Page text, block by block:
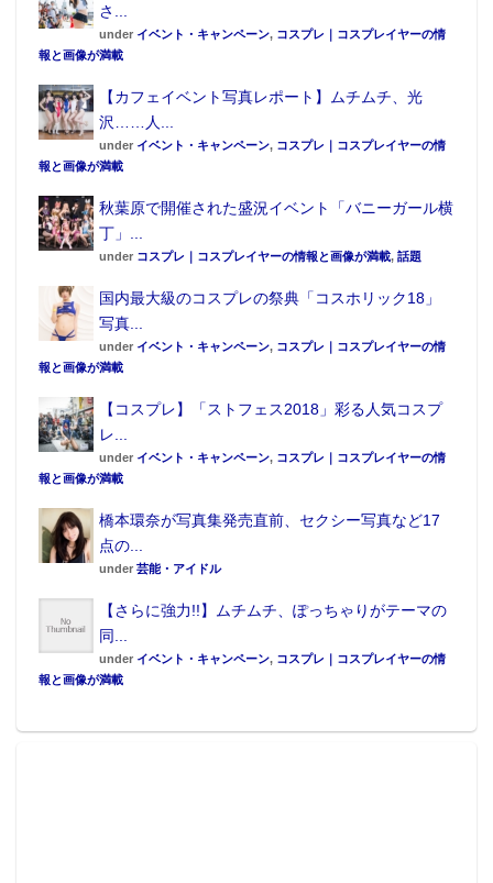
さ...
under イベント・キャンペーン, コスプレ｜コスプレイヤーの情
報と画像が満載
【カフェイベント写真レポート】ムチムチ、光
沢……人...
under イベント・キャンペーン, コスプレ｜コスプレイヤーの情
報と画像が満載
秋葉原で開催された盛況イベント「バニーガール横
丁」...
under コスプレ｜コスプレイヤーの情報と画像が満載, 話題
国内最大級のコスプレの祭典「コスホリック18」
写真...
under イベント・キャンペーン, コスプレ｜コスプレイヤーの情
報と画像が満載
【コスプレ】「ストフェス2018」彩る人気コスプ
レ...
under イベント・キャンペーン, コスプレ｜コスプレイヤーの情
報と画像が満載
橋本環奈が写真集発売直前、セクシー写真など17
点の...
under 芸能・アイドル
【さらに強力!!】ムチムチ、ぽっちゃりがテーマの
同...
under イベント・キャンペーン, コスプレ｜コスプレイヤーの情
報と画像が満載